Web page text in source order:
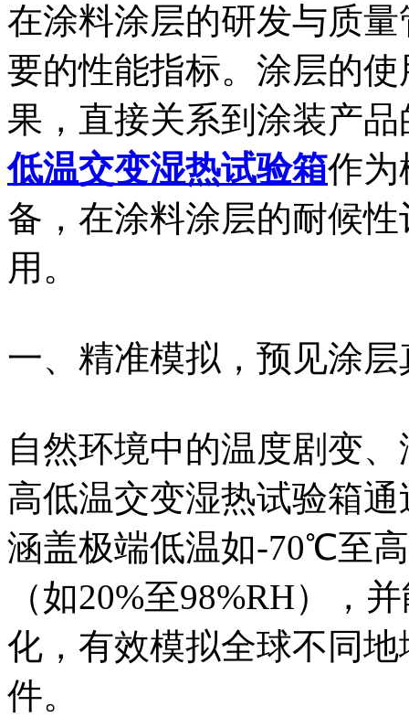
在涂料涂层的研发与质
要的性能指标。涂层的
果，直接关系到涂装产
低温交变湿热试验箱作为
备，在涂料涂层的耐候
用。
一、精准模拟，预见涂
自然环境中的温度剧变
高低温交变湿热试验箱
涵盖极端低温如-70℃至
（如20%至98%RH），
化，有效模拟全球不同
件。